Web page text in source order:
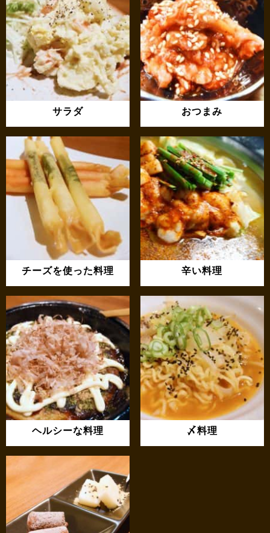
サラダ おつまみ
チーズを使った料理 辛い料理
ヘルシーな料理 〆料理